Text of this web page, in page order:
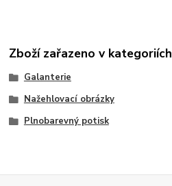
Zboží zařazeno v kategoriích
Galanterie
Nažehlovací obrázky
Plnobarevný potisk